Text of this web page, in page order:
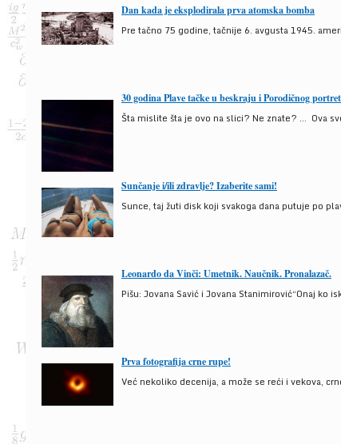
Dan kada je eksplodirala prva atomska bomba
Pre tačno 75 godine, tačnije 6. avgusta 1945.
30 godina Plave tačke u beskraju i Porodičnog
Šta mislite šta je ovo na slici? Ne znate? … Ova
Sunčanje i/ili zdravlje? Izaberite sami!
Sunce, taj žuti disk koji svakoga dana putuje po
Leonardo da Vinči: Umetnik. Naučnik. Pronalazač.
Pišu: Jovana Savić i Jovana Stanimirović“Onaj
Prva fotografija crne rupe!
Već nekoliko decenija, a može se reći i vekova,